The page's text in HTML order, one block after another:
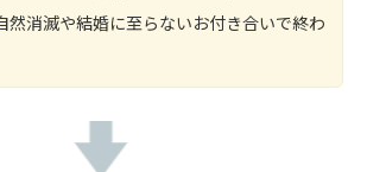
然消滅や結婚に至らないお付き合いで終わ